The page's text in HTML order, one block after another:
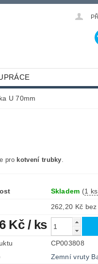
U 70mm
pro kotvení trubky.
Skladem (1 ks
262,20
Kč / ks
CP003808
Zemní vruty